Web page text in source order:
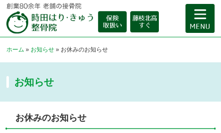
ホーム » お知らせ » お休みのお知らせ
お知らせ
お休みのお知らせ